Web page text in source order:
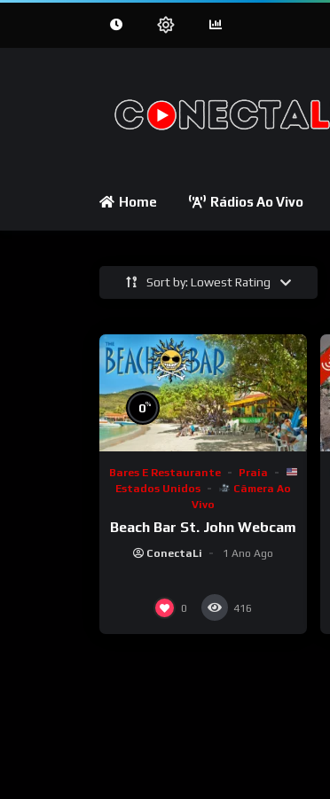
Home Rádios Ao Vivo
Sort by: Lowest Rating
0%
Bares E Restaurante
Praia
Estados Unidos
Câmera Ao
Vivo
Beach Bar St. John Webcam
ConectaLi 1 Ano Ago
0 416